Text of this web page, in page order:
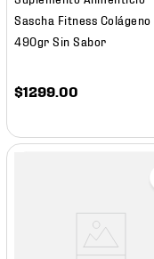
Sascha Fitness Colágeno
490gr Sin Sabor
$1299 .00